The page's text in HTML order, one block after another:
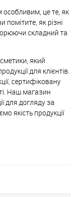
це те, як
як різні
складний та
який
для клієнтів.
сертифіковану
Наш магазин
для догляду за
якість продукції